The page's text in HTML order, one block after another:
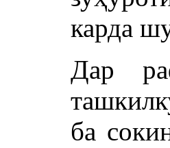
карда
Дар
ба